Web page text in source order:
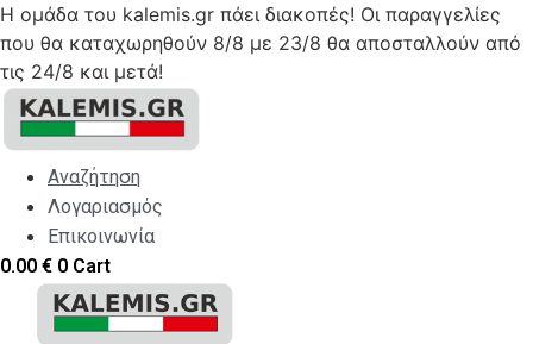
Η ομάδα του kalemis.gr πάει διακοπές! Οι παραγγελίες
που θα καταχωρηθούν 8/8 με 23/8 θα αποσταλλούν από
τις 24/8 και μετά!
Skip
content
Αναζήτηση
Λογαριασμός
Επικοινωνία
0.00 € 0 Cart